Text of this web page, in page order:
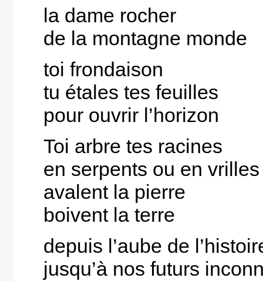
la dame rocher
de la montagne monde
toi frondaison
tu étales tes feuilles
pour ouvrir l’horizon
Toi arbre tes racines
en serpents ou en vrilles
avalent la pierre
boivent la terre
depuis l’aube de
jusqu’à nos futurs